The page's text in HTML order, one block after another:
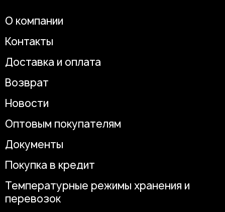
О компании
Контакты
Доставка и оплата
Возврат
Новости
Оптовым покупателям
Документы
Покупка в кредит
Температурные режимы хранения и
перевозок